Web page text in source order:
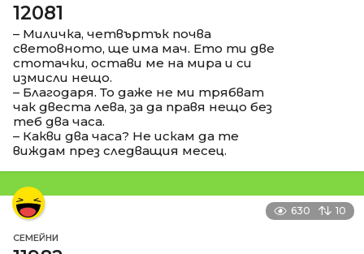
12081
– Миличка, четвъртък почва
световното, ще има мач. Ето ти две
стотачки, остави ме на мира и си
измисли нещо.
– Благодаря. То даже не ми трябват
чак двеста лева, за да правя нещо без
теб два часа.
– Какви два часа? Не искам да те
виждам през следващия месец.
630 10
СЕМЕЙНИ